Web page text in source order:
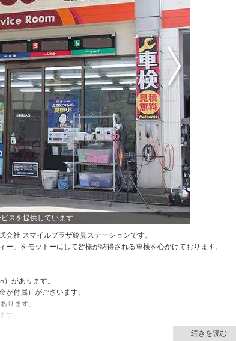
スを提供しています
社 スマイルプラザ鈴見ステーションです。
」をモットーにして皆様が納得される車検を心がけております。
があります。
が付属）がございます。
ります。
す。